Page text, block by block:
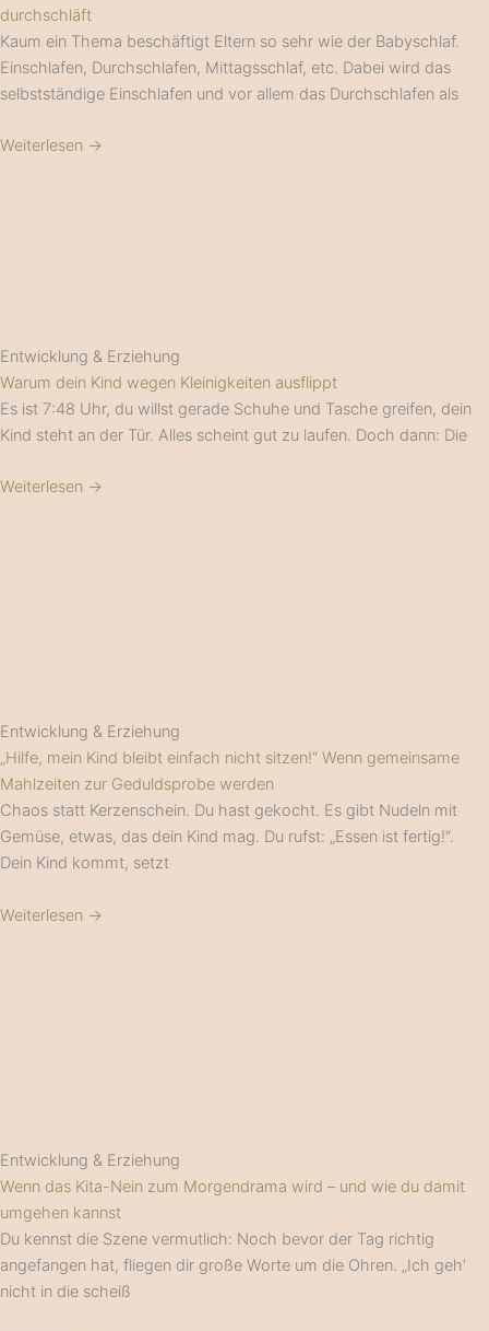
durchschläft
Kaum ein Thema beschäftigt Eltern so sehr wie der Babyschlaf.
Einschlafen, Durchschlafen, Mittagsschlaf, etc. Dabei wird das
selbstständige Einschlafen und vor allem das Durchschlafen als
Weiterlesen →
Entwicklung & Erziehung
Warum dein Kind wegen Kleinigkeiten ausflippt
Es ist 7:48 Uhr, du willst gerade Schuhe und Tasche greifen, dein
Kind steht an der Tür. Alles scheint gut zu laufen. Doch dann: Die
Weiterlesen →
Entwicklung & Erziehung
„Hilfe, mein Kind bleibt einfach nicht sitzen!“ Wenn gemeinsame
Mahlzeiten zur Geduldsprobe werden
Chaos statt Kerzenschein. Du hast gekocht. Es gibt Nudeln mit
Gemüse, etwas, das dein Kind mag. Du rufst: „Essen ist fertig!“.
Dein Kind kommt, setzt
Weiterlesen →
Entwicklung & Erziehung
Wenn das Kita-Nein zum Morgendrama wird – und wie du damit
umgehen kannst
Du kennst die Szene vermutlich: Noch bevor der Tag richtig
angefangen hat, fliegen dir große Worte um die Ohren. „Ich geh’
nicht in die scheiß